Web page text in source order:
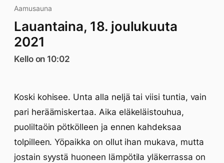
Aamusauna
Lauantaina, 18. joulukuuta
2021
Kello on 10:02
Koski kohisee. Unta alla neljä tai viisi tuntia, vain
pari heräämiskertaa. Aika eläkeläistouhua,
puoliltaöin pötkölleen ja ennen kahdeksaa
tolpilleen. Yöpaikka on ollut ihan mukava, mutta
jostain syystä huoneen lämpötila yläkerrassa on